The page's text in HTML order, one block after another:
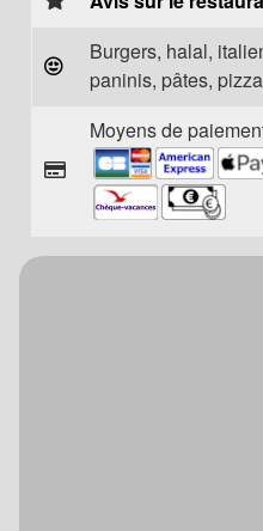
Burgers, halal,
paninis, pâtes,
Moyens de